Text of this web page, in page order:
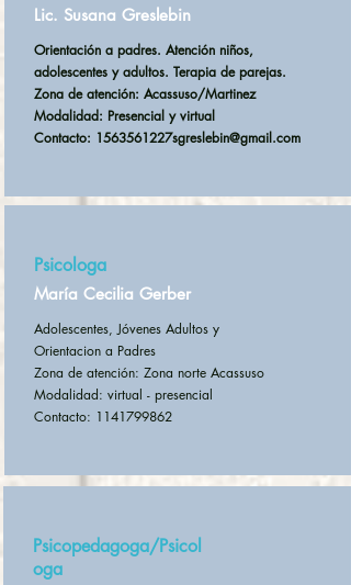
Lic. Susana Greslebin
Orientación a padres. Atención niños,
adolescentes y adultos. Terapia de parejas.
Zona de atención: Acassuso/Martinez
Modalidad: Presencial y virtual
Contacto: 1563561227sgreslebin@gmail.com
Psicologa
María Cecilia Gerber
Adolescentes, Jóvenes Adultos y
Orientacion a Padres
Zona de atención: Zona norte Acassuso
Modalidad: virtual - presencial
Contacto: 1141799862
Psicopedagoga/Psicol
oga